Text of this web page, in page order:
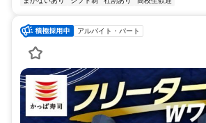
アルバイト・パート